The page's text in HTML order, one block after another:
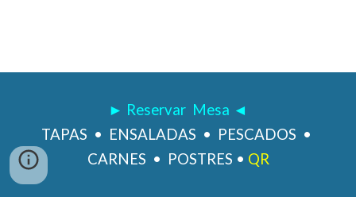
► Reservar Mesa ◄
TAPAS • ENSALADAS • PESCADOS •
CARNES • POSTRES • QR